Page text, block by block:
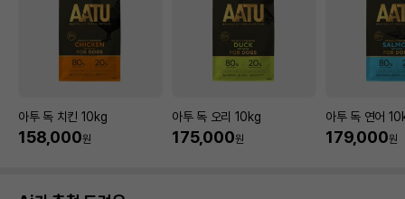
아투 독 치킨 10kg
158,000원
아투 독 오리 10kg
175,000원
아투 독 연어
179,000원